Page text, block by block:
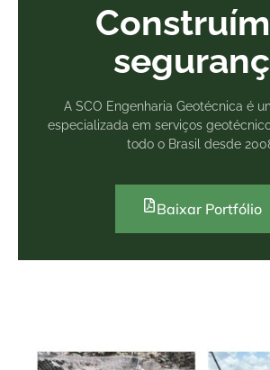
A SCO Engenharia Geotécnica é
especializada em serviços
todo o Brasil desde
Baixar Portfólio